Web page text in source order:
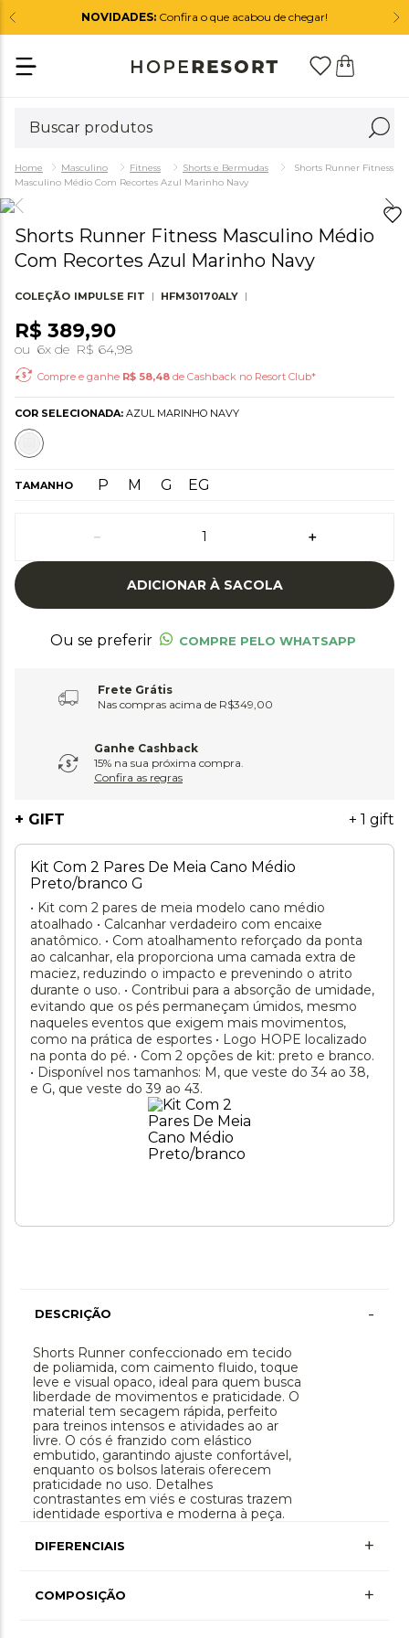
NOVIDADES: Confira o que acabou de chegar!
Masculino Fitness Shorts e Bermudas
Shorts Runner Fitness
Masculino Médio Com Recortes Azul Marinho Navy
Shorts Runner Fitness Masculino Médio
Com Recortes Azul Marinho Navy
COLEÇÃO IMPULSE FIT HFM30170ALY
R$ 389,90
ou 6x de R$ 64,98
Compre e ganhe R$ 58,48 de Cashback no Resort Club*
COR SELECIONADA: AZUL MARINHO NAVY
TAMANHO EG
G
M
P
＋
－
ADICIONAR À SACOLA
Ou se preferir COMPRE PELO WHATSAPP
Frete Grátis
Nas compras acima de R$349,00
Ganhe Cashback
15% na sua próxima compra.
Confira as regras
+ GIFT + 1 gift
Kit Com 2 Pares De Meia Cano Médio
Preto/branco G
• Kit com 2 pares de meia modelo cano médio
atoalhado • Calcanhar verdadeiro com encaixe
anatômico. • Com atoalhamento reforçado da ponta
ao calcanhar, ela proporciona uma camada extra de
maciez, reduzindo o impacto e prevenindo o atrito
durante o uso. • Contribui para a absorção de umidade,
evitando que os pés permaneçam úmidos, mesmo
naqueles eventos que exigem mais movimentos,
como na prática de esportes • Logo HOPE localizado
na ponta do pé. • Com 2 opções de kit: preto e branco.
• Disponível nos tamanhos: M, que veste do 34 ao 38,
e G, que veste do 39 ao 43.
DESCRIÇÃO -
Shorts Runner confeccionado em tecido
de poliamida, com caimento fluido, toque
leve e visual opaco, ideal para quem busca
liberdade de movimentos e praticidade. O
material tem secagem rápida, perfeito
para treinos intensos e atividades ao ar
livre. O cós é franzido com elástico
embutido, garantindo ajuste confortável,
enquanto os bolsos laterais oferecem
praticidade no uso. Detalhes
contrastantes em viés e costuras trazem
identidade esportiva e moderna à peça.
DIFERENCIAIS +
COMPOSIÇÃO +